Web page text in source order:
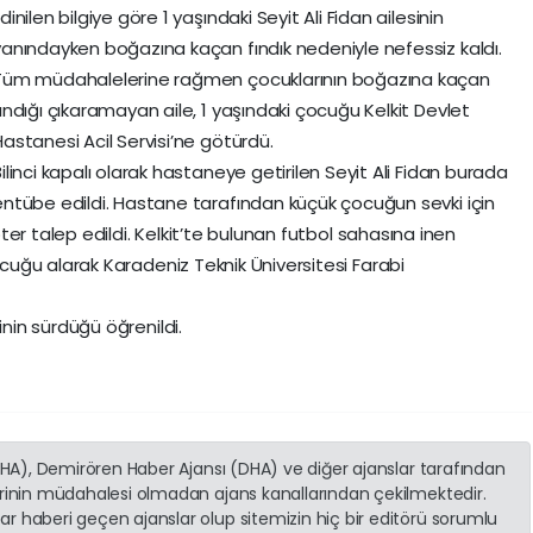
bilgiye göre 1 yaşındaki Seyit Ali Fidan ailesinin
boğazına kaçan fındık nedeniyle nefessiz kaldı.
müdahalelerine rağmen çocuklarının boğazına kaçan
çıkaramayan aile, 1 yaşındaki çocuğu Kelkit Devlet
Acil Servisi’ne götürdü.
kapalı olarak hastaneye getirilen Seyit Ali Fidan burada
edildi. Hastane tarafından küçük çocuğun sevki için
talep edildi. Kelkit’te bulunan futbol sahasına inen
alarak Karadeniz Teknik Üniversitesi Farabi
sürdüğü öğrenildi.
Demirören Haber Ajansı (DHA) ve diğer ajanslar tarafından
müdahalesi olmadan ajans kanallarından çekilmektedir.
haberi geçen ajanslar olup sitemizin hiç bir editörü sorumlu